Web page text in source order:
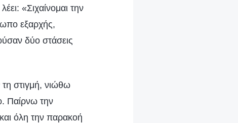
«Σιχαίνομαι την
εξαρχής,
δύο στάσεις
στιγμή, νιώθω
Παίρνω την
όλη την παρακοή